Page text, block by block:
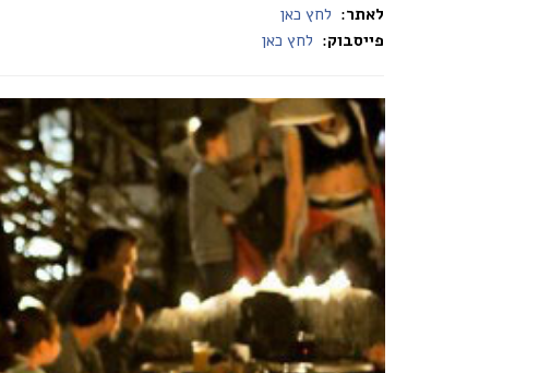
לאתר: לחץ כאן
פייסבוק: לחץ כאן